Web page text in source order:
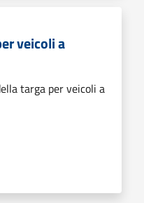
veicoli a
targa per veicoli a